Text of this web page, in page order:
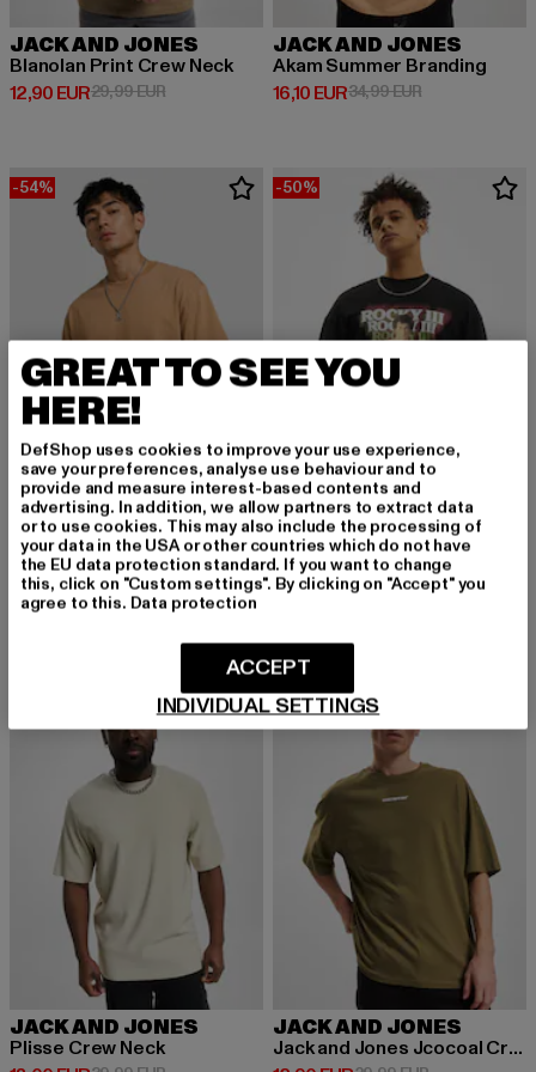
JACK AND JONES
Blanolan Print Crew Neck
12,90 EUR
Derzeitiger Preis: 12,90 EUR
29,99 EURAktionspreis: 29,99 EUR
JACK AND JONES
Akam Summer Branding
16,10 EUR
Derzeitiger Preis: 16,10 EUR
34,99 EURAktionspreis:
-54%
JACK AND JONES
Blim Crew Neck
16,10 EUR
Derzeitiger Preis: 16,10 EUR
34,99 EURAktionspreis: 34,99 EUR
-50%
JACK AND JONES
Rockys
15,00 EUR
Derzeitiger Preis: 15,00 EUR
29,99 EURAktionspreis:
JACK AND JONES
Plisse Crew Neck
-57%
JACK AND JONES
Jack and Jones Jcocoal Crew Neck T-Shirt
GREAT TO SEE YOU
HERE!
DefShop uses cookies to improve your use experience,
save your preferences, analyse use behaviour and to
provide and measure interest-based contents and
advertising. In addition, we allow partners to extract data
or to use cookies. This may also include the processing of
your data in the USA or other countries which do not have
the EU data protection standard. If you want to change
this, click on "Custom settings". By clicking on "Accept" you
agree to this. Data protection
INDIVIDUAL SETTINGS
ACCEPT